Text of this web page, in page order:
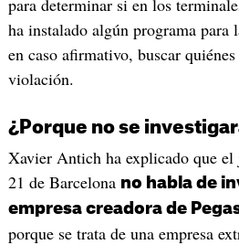
para determinar si en los
ha instalado algún programa para
en caso afirmativo, buscar
violación.
¿Porque no se
Xavier Antich ha explicado que
21 de Barcelona no habla de
empresa creadora de
porque se trata de una empresa